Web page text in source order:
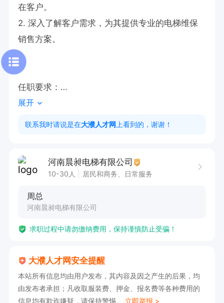
在客户。
2. 深入了解客户需求，为其提供专业的电梯维保
销售方案。
任职要求：
1. 具备两年以上销售经验，熟悉销售流程，有成功
的销售案例。
3. 对电梯维保行业有一定了解，能够快速掌握相
4.该地区交通便利，公司管理规范，能为员工提供
投身电梯维保销售领域的您加入！在这里，您将凭
借自身能力获得丰厚回报，同时享受舒适的工作环
境和完善的福利。公司交通便利，管理规范，为您
展开
联系我时请说是在大濮人才网 上看到的，谢谢！
河南晨昶电梯有限公司
10-30人 居民和商务、日常服务
周总
河南晨昶电梯有限公司
求职过程中请勿缴纳费用，保持谨慎防止受骗！
大濮人才网安全提醒
本站所有信息均由用户发布，其内容及因之产生的后果，均
由发布者承担；凡收取服装费、押金、报名费等各种费用的
信息均有欺诈嫌疑，请保持警惕。 立即举报 >